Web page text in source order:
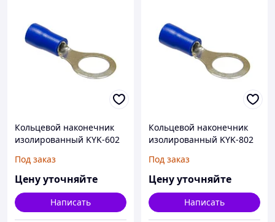
Кольцевой наконечник
изолированный KYK-602
Под заказ
Цену уточняйте
Написать
Кольцевой наконечник
изолированный KYK-802
Под заказ
Цену уточняйте
Написать